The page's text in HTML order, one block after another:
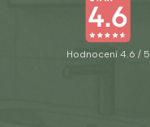
Hodnocení 4.6 / 5